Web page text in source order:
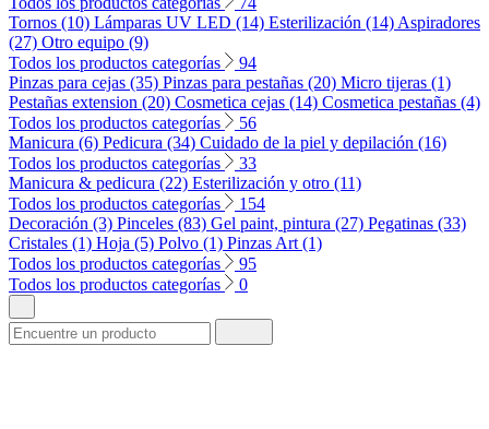
Tornos (10) Lámparas UV LED (14) Esterilización (14) Aspiradores
(27) Otro equipo (9)
Todos los productos categorías
94
Pinzas para cejas (35) Pinzas para pestañas (20) Micro tijeras (1)
Pestañas extension (20) Cosmetica cejas (14) Cosmetica pestañas (4)
Todos los productos categorías
56
Manicura (6) Pedicura (34) Cuidado de la piel y depilación (16)
Todos los productos categorías
33
Manicura & pedicura (22) Esterilización y otro (11)
Todos los productos categorías
154
Decoración (3) Pinceles (83) Gel paint, pintura (27) Pegatinas (33)
Cristales (1) Hoja (5) Polvo (1) Pinzas Art (1)
Todos los productos categorías
95
Todos los productos categorías
0